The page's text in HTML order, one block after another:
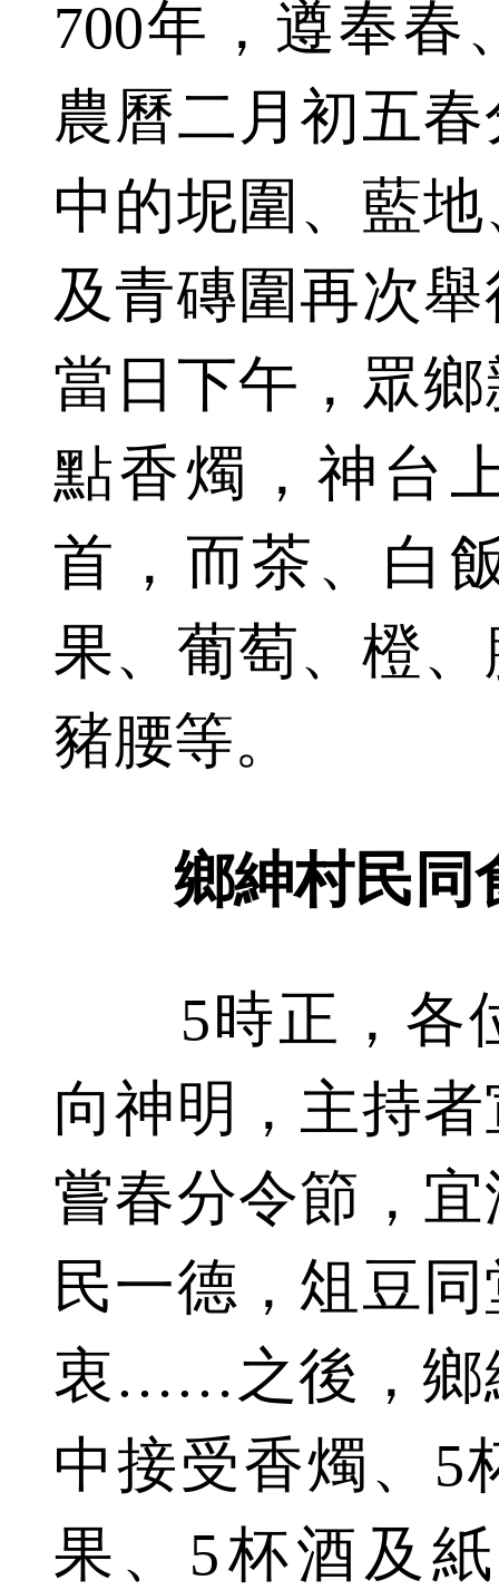
700年，遵奉春
農曆二月初五
中的坭圍、藍
及青磚圍再次
當日下午，眾
點香燭，神台
首，而茶、白
果、葡萄、橙
豬腰等。
鄉紳村民同
5時正，各位
向神明，主持
嘗春分令節，
民一德，俎豆
衷……之後，鄉
中接受香燭、5
果、5杯酒及